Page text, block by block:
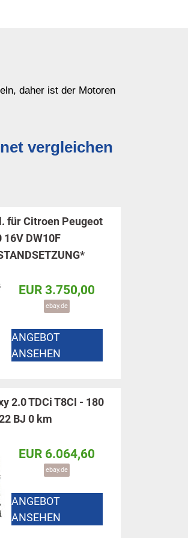
daher ist der Motoren
vergleichen
für Citroen Peugeot
16V DW10F
EUR 3.750,00
ebay.de
ANGEBOT
ANSEHEN
2.0 TDCi T8CI - 180
BJ 0 km
EUR 6.064,60
ebay.de
ANGEBOT
ANSEHEN